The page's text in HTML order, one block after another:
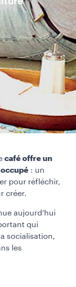
café offre un
: un
pour réfléchir,
créer.
aujourd’hui
qui
socialisation,
les